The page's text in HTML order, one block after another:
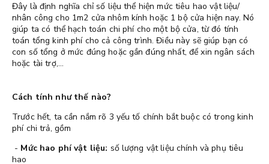
Đây là định nghĩa chỉ số liệu thể hiện mức tiêu hao vật liệu/
nhân công cho 1m2 cửa nhôm kính hoặc 1 bộ cửa hiện nay. Nó
giúp ta có thể hạch toán chi phí cho một bộ cửa, từ đó tính
toán tổng kinh phí cho cả công trình. Điều này sẽ giúp bạn có
con số tổng ở mức đúng hoặc gần đúng nhất, để xin ngân sách
hoặc tài trợ,...
Cách tính như thế nào?
Trước hết, ta cần nắm rõ 3 yếu tố chính bắt buộc có trong kinh
phí chi trả, gồm
- Mức hao phí vật liệu: số lượng vật liệu chính và phụ tiêu
hao